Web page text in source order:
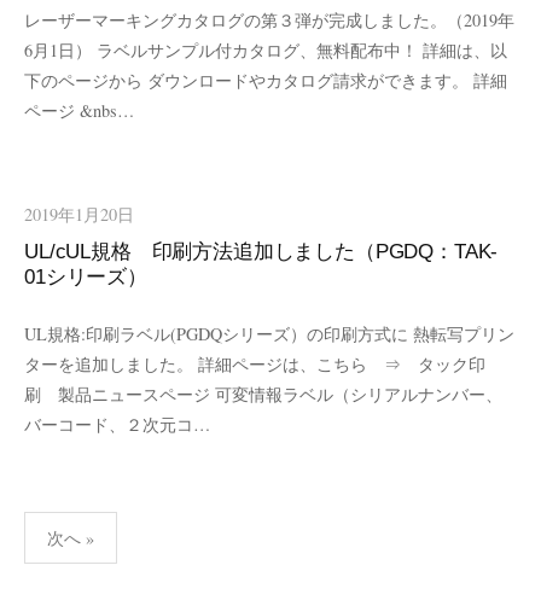
レーザーマーキングカタログの第３弾が完成しました。（2019年
6月1日） ラベルサンプル付カタログ、無料配布中！ 詳細は、以
下のページから ダウンロードやカタログ請求ができます。 詳細
ページ &nbs…
2019年1月20日
UL/cUL規格 印刷方法追加しました（PGDQ：TAK-
01シリーズ）
UL規格:印刷ラベル(PGDQシリーズ）の印刷方式に 熱転写プリン
ターを追加しました。 詳細ページは、こちら ⇒ タック印
刷 製品ニュースページ 可変情報ラベル（シリアルナンバー、
バーコード、２次元コ…
次へ »